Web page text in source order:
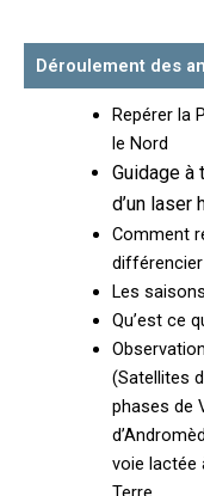
Déroulement des
Repérer la
le Nord
Guidage à
d’un laser
Comment
Les
Qu’est ce
(Satellites
phases de
voie lactée